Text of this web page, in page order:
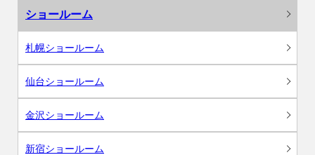
ショールーム
札幌ショールーム
仙台ショールーム
金沢ショールーム
新宿ショールーム